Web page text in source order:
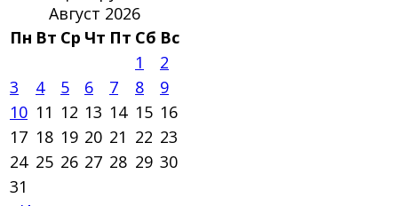
Август 2026
Пн Вт Ср Чт Пт Сб Вс
1
2
3
4 5 6 7 8
9
10 11 12 13 14 15 16
17 18 19 20 21 22 23
24 25 26 27 28 29 30
31